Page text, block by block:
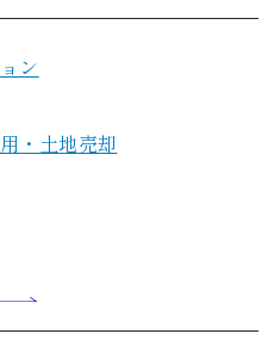
ン
・土地売却